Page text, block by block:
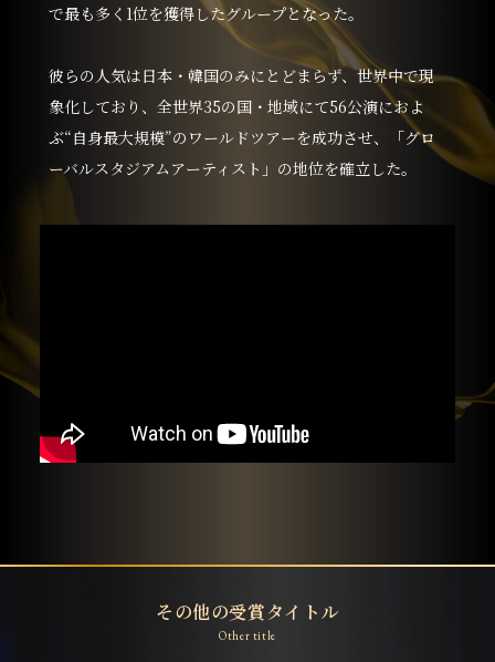
で最も多く1位を獲得したグループとなった。
彼らの人気は日本・韓国のみにとどまらず、世界中で現
象化しており、全世界35の国・地域にて56公演におよ
ぶ“自身最大規模”のワールドツアーを成功させ、「グロ
ーバルスタジアムアーティスト」の地位を確立した。
その他の受賞タイトル
Other title